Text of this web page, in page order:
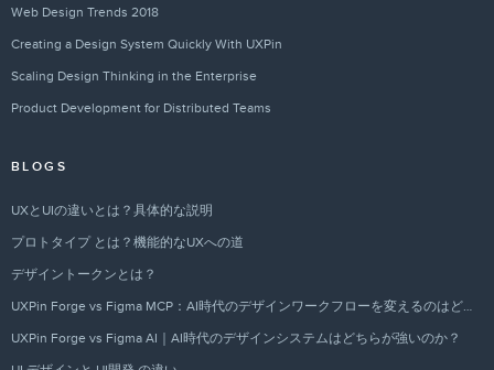
Web Design Trends 2018
Creating a Design System Quickly With UXPin
Scaling Design Thinking in the Enterprise
Product Development for Distributed Teams
BLOGS
UXとUIの違いとは？具体的な説明
プロトタイプ とは？機能的なUXへの道
デザイントークンとは？
UXPin Forge vs Figma MCP：AI時代のデザインワークフローを変えるのはどちらか？
UXPin Forge vs Figma AI｜AI時代のデザインシステムはどちらが強いのか？